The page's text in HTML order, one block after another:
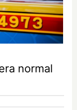
normal